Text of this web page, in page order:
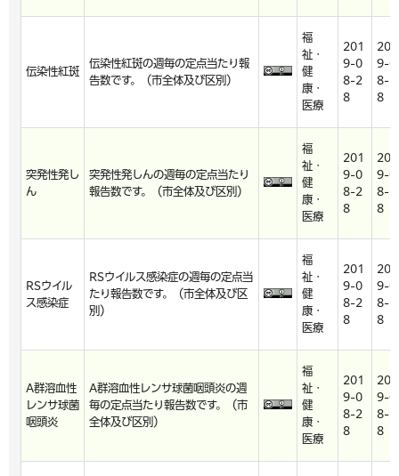
伝染性紅斑
伝染性紅斑の週毎の定点当たり報
告数です。（市全体及び区別）
福
祉・
健
康・
医療
201
9-0
8-2
8
201
9-0
8-2
8
突発性発し
ん
突発性発しんの週毎の定点当たり
報告数です。（市全体及び区別）
福
祉・
健
康・
医療
201
9-0
8-2
8
201
9-0
8-2
8
RSウイル
ス感染症
RSウイルス感染症の週毎の定点当
たり報告数です。（市全体及び区
別）
福
祉・
健
康・
医療
201
9-0
8-2
8
201
9-0
8-2
8
A群溶血性
レンサ球菌
咽頭炎
A群溶血性レンサ球菌咽頭炎の週
毎の定点当たり報告数です。（市
全体及び区別）
福
祉・
健
康・
医療
201
9-0
8-2
8
201
9-0
8-2
8